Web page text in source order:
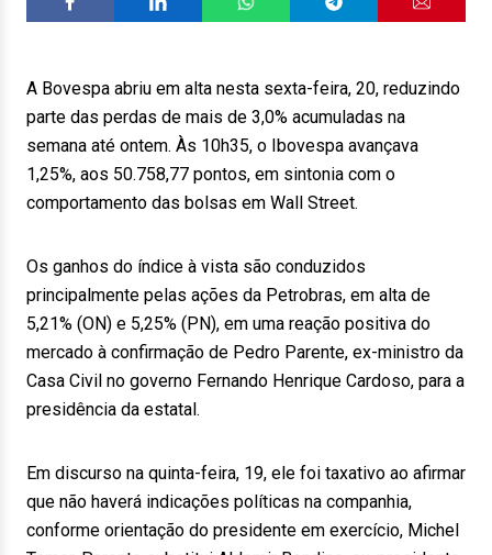
A Bovespa abriu em alta nesta sexta-feira, 20, reduzindo
parte das perdas de mais de 3,0% acumuladas na
semana até ontem. Às 10h35, o Ibovespa avançava
1,25%, aos 50.758,77 pontos, em sintonia com o
comportamento das bolsas em Wall Street.
Os ganhos do índice à vista são conduzidos
principalmente pelas ações da Petrobras, em alta de
5,21% (ON) e 5,25% (PN), em uma reação positiva do
mercado à confirmação de Pedro Parente, ex-ministro da
Casa Civil no governo Fernando Henrique Cardoso, para a
presidência da estatal.
Em discurso na quinta-feira, 19, ele foi taxativo ao afirmar
que não haverá indicações políticas na companhia,
conforme orientação do presidente em exercício, Michel